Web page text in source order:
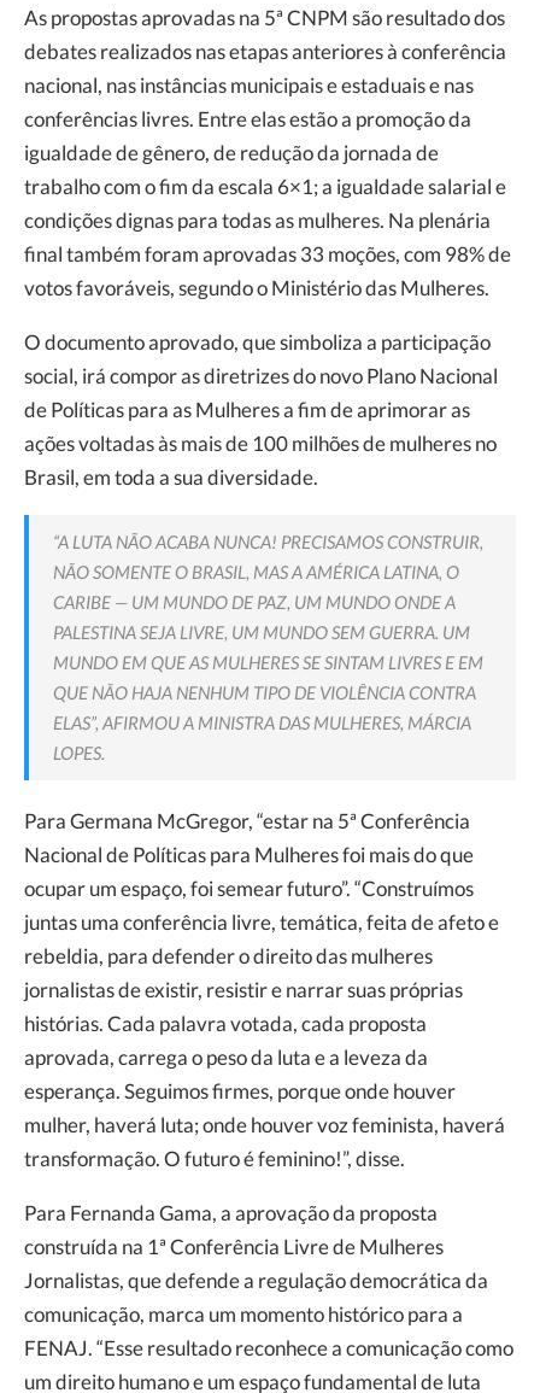
As propostas aprovadas na 5ª CNPM são resultado dos
debates realizados nas etapas anteriores à conferência
nacional, nas instâncias municipais e estaduais e nas
conferências livres. Entre elas estão a promoção da
igualdade de gênero, de redução da jornada de
trabalho com o fim da escala 6×1; a igualdade salarial e
condições dignas para todas as mulheres. Na plenária
final também foram aprovadas 33 moções, com 98% de
votos favoráveis, segundo o Ministério das Mulheres.
O documento aprovado, que simboliza a participação
social, irá compor as diretrizes do novo Plano Nacional
de Políticas para as Mulheres a fim de aprimorar as
ações voltadas às mais de 100 milhões de mulheres no
Brasil, em toda a sua diversidade.
“A LUTA NÃO ACABA NUNCA! PRECISAMOS CONSTRUIR,
NÃO SOMENTE O BRASIL, MAS A AMÉRICA LATINA, O
CARIBE — UM MUNDO DE PAZ, UM MUNDO ONDE A
PALESTINA SEJA LIVRE, UM MUNDO SEM GUERRA. UM
MUNDO EM QUE AS MULHERES SE SINTAM LIVRES E EM
QUE NÃO HAJA NENHUM TIPO DE VIOLÊNCIA CONTRA
ELAS”, AFIRMOU A MINISTRA DAS MULHERES, MÁRCIA
LOPES.
Para Germana McGregor, “estar na 5ª Conferência
Nacional de Políticas para Mulheres foi mais do que
ocupar um espaço, foi semear futuro”. “Construímos
juntas uma conferência livre, temática, feita de afeto e
rebeldia, para defender o direito das mulheres
jornalistas de existir, resistir e narrar suas próprias
histórias. Cada palavra votada, cada proposta
aprovada, carrega o peso da luta e a leveza da
esperança. Seguimos firmes, porque onde houver
mulher, haverá luta; onde houver voz feminista, haverá
transformação. O futuro é feminino!”, disse.
Para Fernanda Gama, a aprovação da proposta
construída na 1ª Conferência Livre de Mulheres
Jornalistas, que defende a regulação democrática da
comunicação, marca um momento histórico para a
FENAJ. “Esse resultado reconhece a comunicação como
um direito humano e um espaço fundamental de luta